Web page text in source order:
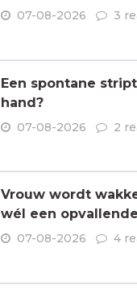
07-08-2026 3
Een spontane
hand?
07-08-2026 2
Vrouw wordt
wél een
07-08-2026 4